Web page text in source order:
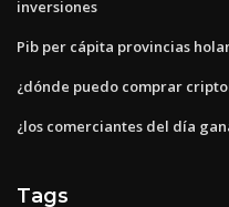
inversiones
Pib per cápita provincias
¿dónde puedo comprar
¿los comerciantes del día
Tags